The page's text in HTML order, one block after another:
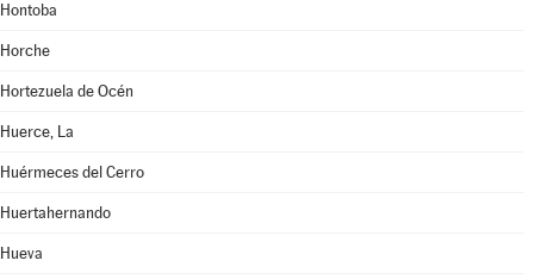
Hontoba
Horche
Hortezuela de Océn
Huerce, La
Huérmeces del Cerro
Huertahernando
Hueva